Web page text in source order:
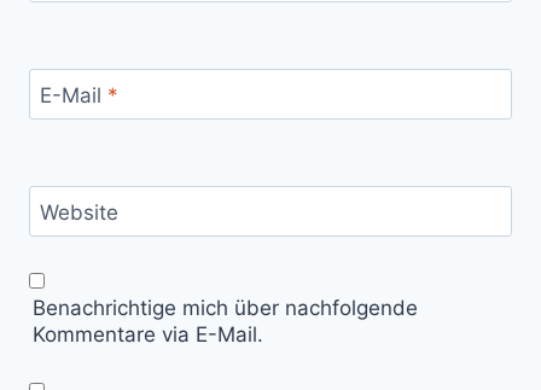
E-Mail *
Website
Benachrichtige mich über nachfolgende
Kommentare via E-Mail.